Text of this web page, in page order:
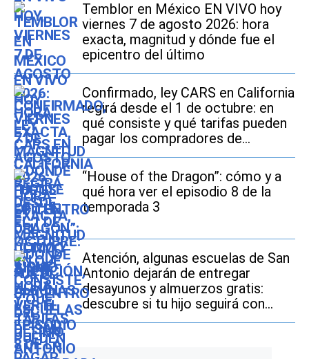
Temblor en México EN VIVO hoy
viernes 7 de agosto 2026: hora
exacta, magnitud y dónde fue el
epicentro del último
Confirmado, ley CARS en California
regirá desde el 1 de octubre: en
qué consiste y qué tarifas pueden
pagar los compradores de
vehículos usados
“House of the Dragon”: cómo y a
qué hora ver el episodio 8 de la
temporada 3
Atención, algunas escuelas de San
Antonio dejarán de entregar
desayunos y almuerzos gratis:
descubre si tu hijo seguirá con
este beneficio durante el ciclo